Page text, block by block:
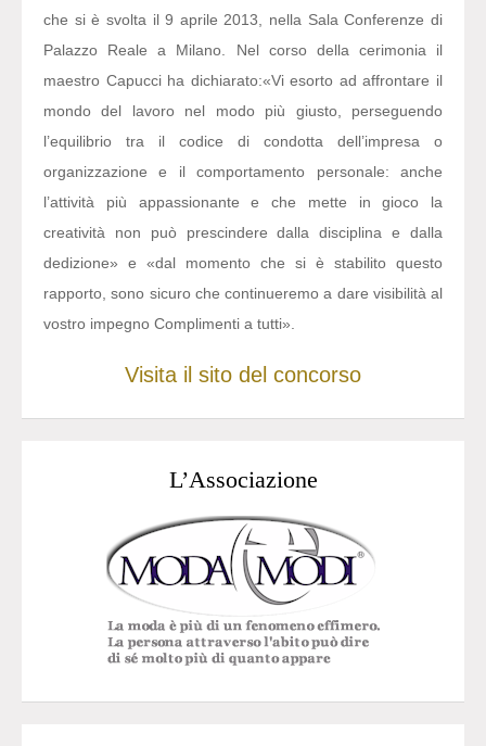
che si è svolta il 9 aprile 2013, nella Sala Conferenze di
Palazzo Reale a Milano. Nel corso della cerimonia il
maestro Capucci ha dichiarato:«Vi esorto ad affrontare il
mondo del lavoro nel modo più giusto, perseguendo
l’equilibrio tra il codice di condotta dell’impresa o
organizzazione e il comportamento personale: anche
l’attività più appassionante e che mette in gioco la
creatività non può prescindere dalla disciplina e dalla
dedizione» e «dal momento che si è stabilito questo
rapporto, sono sicuro che continueremo a dare visibilità al
vostro impegno Complimenti a tutti».
Visita il sito del concorso
L’Associazione